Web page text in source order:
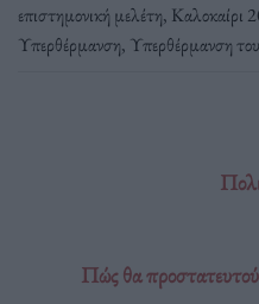
επιστημονική μελέτη, Καλοκαίρι
Υπερθέρμανση, Υπερθέρμανση
Πώς θα